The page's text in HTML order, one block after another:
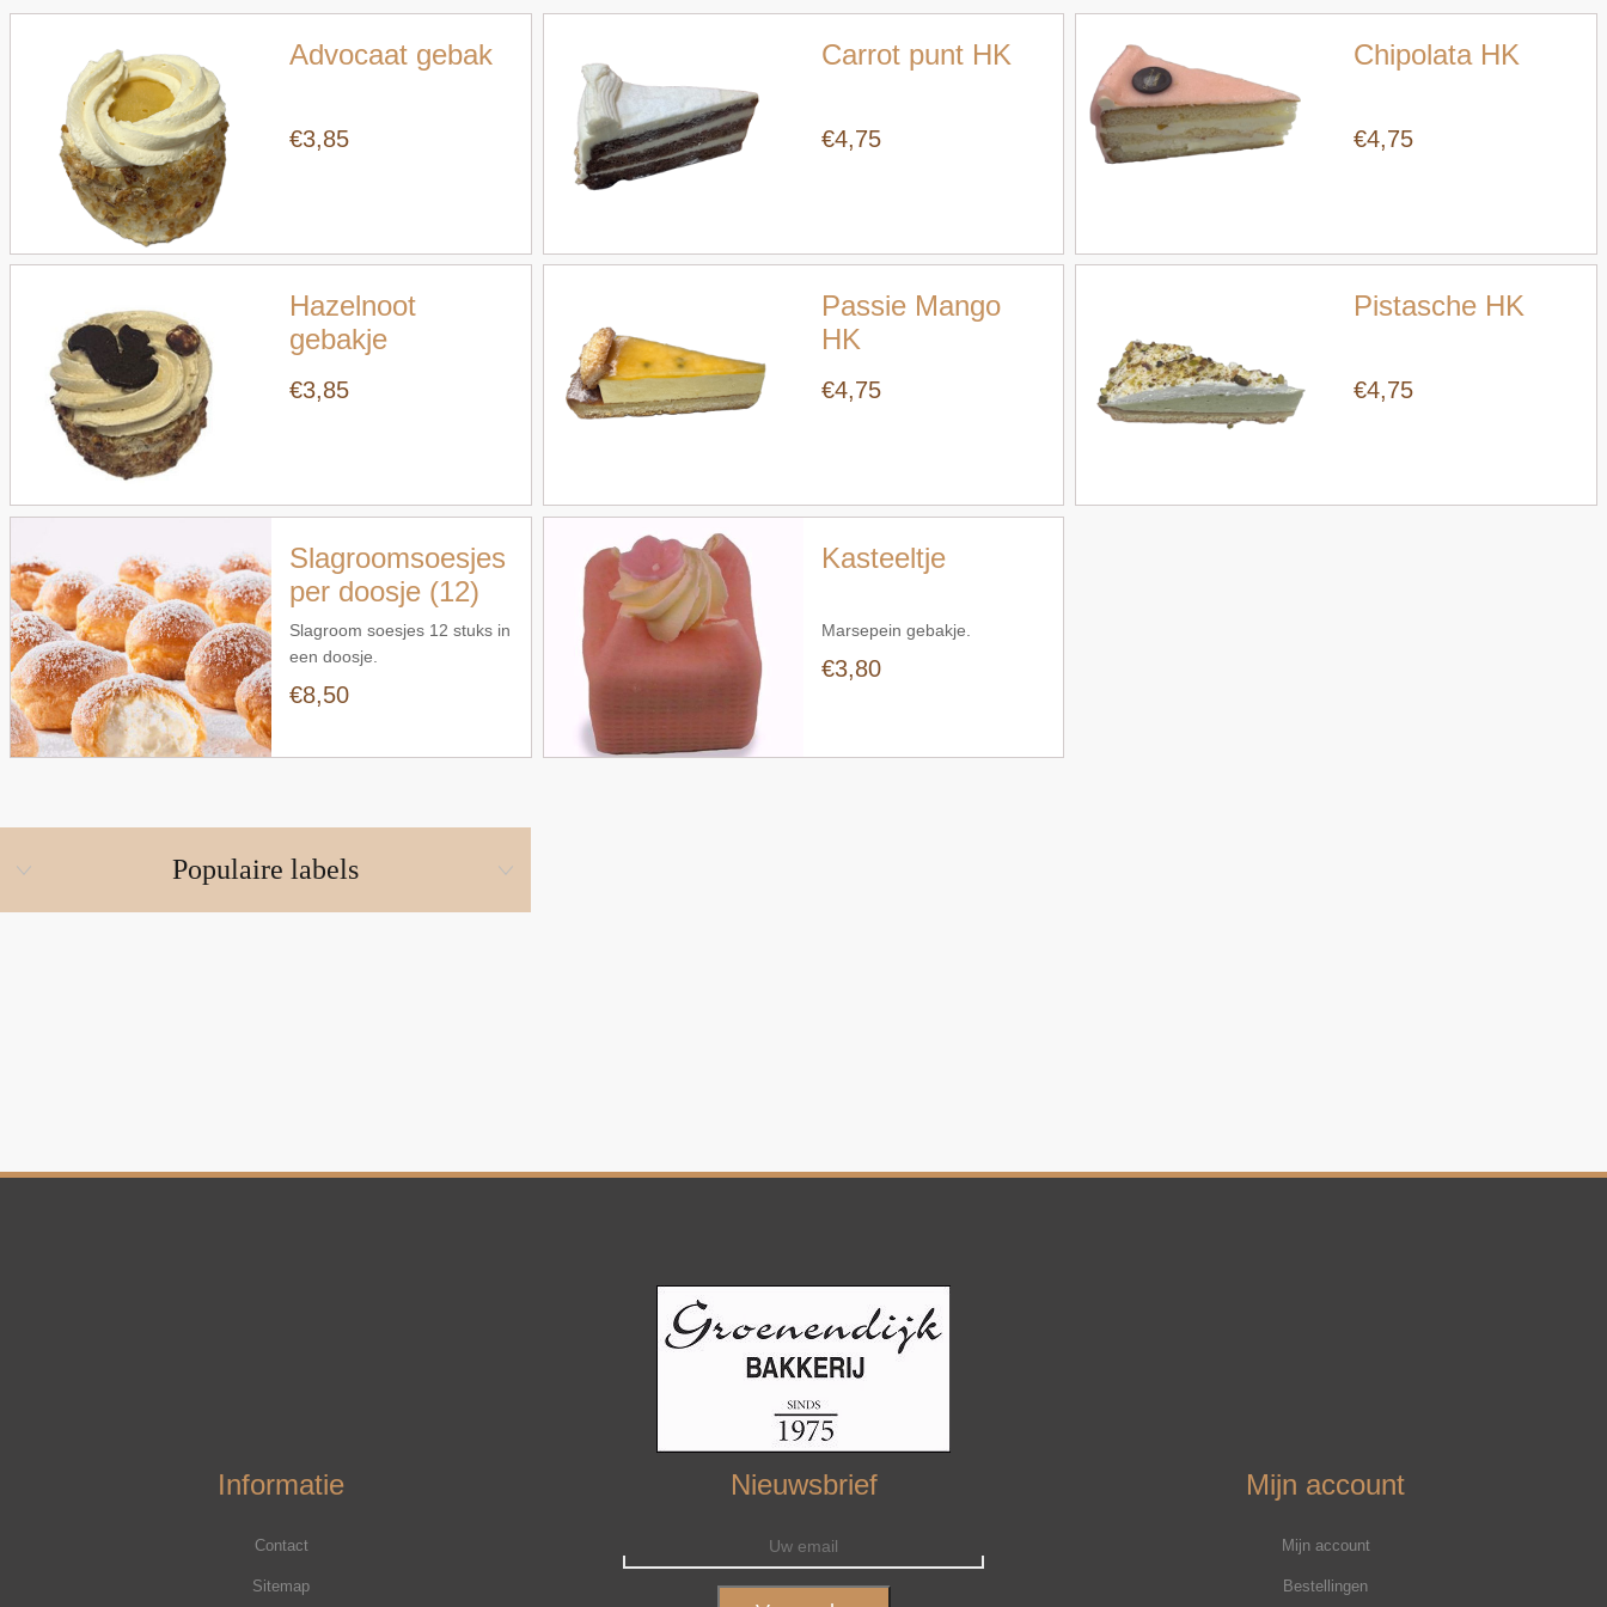
Advocaat gebak
€3,85
Carrot punt HK
€4,75
Chipolata HK
€4,75
Hazelnoot
gebakje
€3,85
Snel bekijken
Passie Mango
HK
€4,75
Pistasche HK
€4,75
Slagroomsoesjes
per doosje (12)
Slagroom soesjes 12 stuks in
een doosje.
€8,50
Snel bekijken
Kasteeltje
Marsepein gebakje.
€3,80
Populaire labels
Informatie
Contact
Sitemap
Nieuwsbrief Mijn account
Mijn account
Bestellingen